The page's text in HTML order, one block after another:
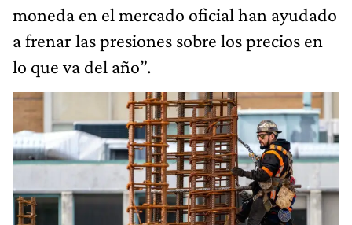
moneda en el mercado oficial han ayudado
a frenar las presiones sobre los precios en
lo que va del año”.